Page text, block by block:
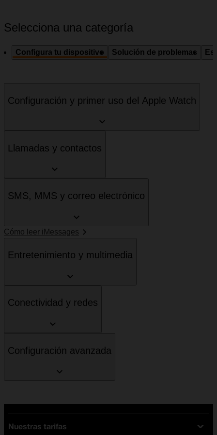
Selecciona una categoría
Configura tu dispositivo Solución de problemas
Configuración y primer uso del Apple Watch
Llamadas y contactos
SMS, MMS y correo electrónico
Cómo leer iMessages
Entretenimiento y multimedia
Conectividad y redes
Configuración avanzada
Nuestras tarifas